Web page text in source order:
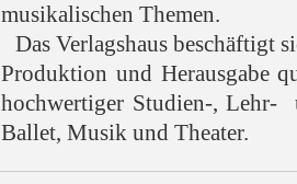
musikalischen Themen.
Das Verlagshaus beschäftigt
Produktion und Herausgabe
hochwertiger Studien-, Lehr-
Ballet, Musik und Theater.